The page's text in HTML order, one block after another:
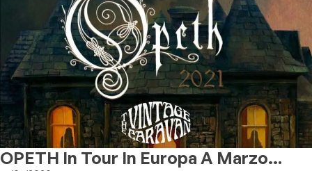
OPETH In Tour In Europa A Marzo